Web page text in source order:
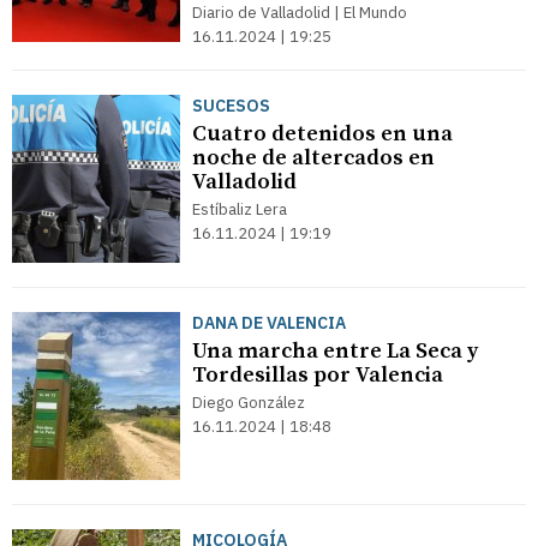
Diario de Valladolid | El Mundo
16.11.2024 | 19:25
SUCESOS
Cuatro detenidos en una
noche de altercados en
Valladolid
Estíbaliz Lera
16.11.2024 | 19:19
DANA DE VALENCIA
Una marcha entre La Seca y
Tordesillas por Valencia
Diego González
16.11.2024 | 18:48
MICOLOGÍA